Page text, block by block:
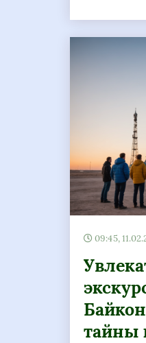
09:45,
тайны